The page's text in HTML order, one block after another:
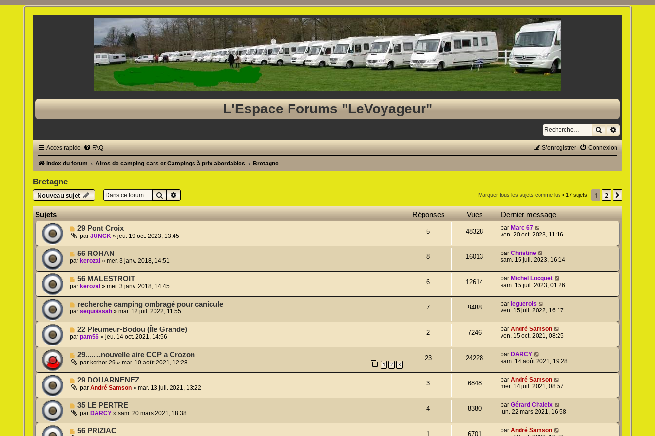
L'Espace Forums "LeVoyageur"
RechercherRecherche
Accès rapide FAQ Connexion
S’enregistrer
Index du forum Aires de camping-cars et Campings à prix abordables Bretagne
Bretagne
Nouveau sujet
RechercherRecherche avancée Marquer tous les sujets comme lus • 17 sujets 1 2
Sujets Réponses Vues Dernier message
29 Pont Croix
parJUNCK »jeu. 19 oct. 2023, 13:45
5 48328 par Marc 67
ven. 20 oct. 2023, 11:16
56 ROHAN
par kerozal »mer. 3 janv. 2018, 14:51
8 16013 par Christine
sam. 15 juil. 2023, 16:14
56 MALESTROIT
par kerozal »mer. 3 janv. 2018, 14:45
6 12614 par Michel Locquet
sam. 15 juil. 2023, 01:26
recherche camping ombragé pour canicule
parsequoissah »mar. 12 juil. 2022, 11:55
7 9488 par leguerois
ven. 15 juil. 2022, 16:17
22 Pleumeur-Bodou (Île Grande)
parpam56 »jeu. 14 oct. 2021, 14:56
2 7246 par André Samson
ven. 15 oct. 2021, 08:25
29........nouvelle aire CCP a Crozon
par kerhor 29 »mar. 10 août 2021, 12:28 1 2 3
23 24228 par DARCY
sam. 14 août 2021, 19:28
29 DOUARNENEZ
parAndré Samson »mar. 13 juil. 2021, 13:22
3 6848 par André Samson
mer. 14 juil. 2021, 08:57
35 LE PERTRE
par DARCY »sam. 20 mars 2021, 18:38
4 8380 par Gérard Chaleix
lun. 22 mars 2021, 16:58
56 PRIZIAC 1 6701 par André Samson